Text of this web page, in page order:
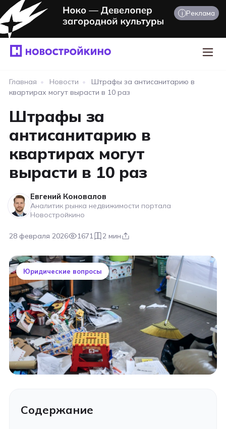
i Реклама
Главная • Новости •
Штрафы за антисанитарию в
квартирах могут вырасти в 10 раз
Штрафы за
антисанитарию в
квартирах могут
вырасти в 10 раз
Евгений Коновалов
Аналитик рынка недвижимости портала
Новостройкино
28 февраля 2026 1671 2 мин
Юридические вопросы
Содержание